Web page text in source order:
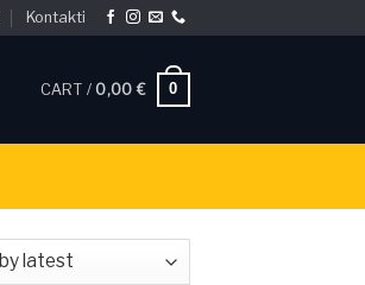
Kontakti
CART / 0,00€ 0